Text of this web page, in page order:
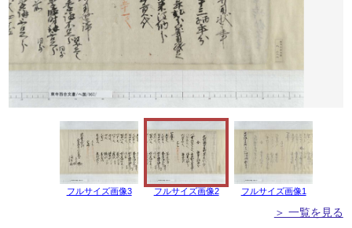
フルサイズ画像3 フルサイズ画像2 フルサイズ画像1
＞ 一覧を見る